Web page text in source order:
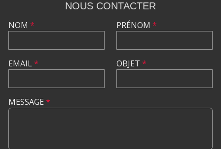
NOUS CONTACTER
NOM *
EMAIL*
PRÉNOM *
OBJET *
MESSAGE *